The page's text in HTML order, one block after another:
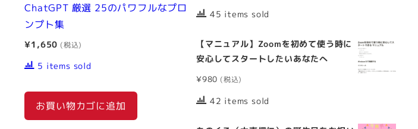
ChatGPT 厳選 25のパワフルなプロ
ンプト集
¥1,650
5 items sold
お買い物カゴに追加
45 items sold
【マニュアル】Zoomを初めて使う時に
安心してスタートしたいあなたへ
¥980
42 items sold